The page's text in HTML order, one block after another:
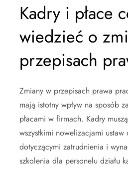
Kadry i płace
wiedzieć o
przepisach
Zmiany w przepisach prawa
mają istotny wpływ na sposób
płacami w firmach. Kadry
wszystkimi nowelizacjami
dotyczącymi zatrudnienia i
szkolenia dla personelu działu